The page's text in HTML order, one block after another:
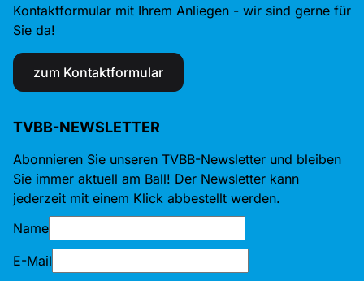
Kontaktformular mit Ihrem Anliegen - wir sind gerne für
Sie da!
zum Kontaktformular
TVBB-NEWSLETTER
Abonnieren Sie unseren TVBB-Newsletter und bleiben
Sie immer aktuell am Ball! Der Newsletter kann
jederzeit mit einem Klick abbestellt werden.
Name
E-Mail